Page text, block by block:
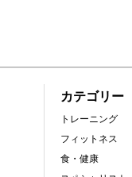
カテゴリー
トレーニング
フィットネス
食・健康